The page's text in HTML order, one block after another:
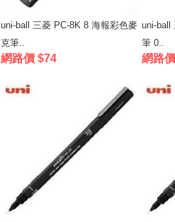
uni-ball 三菱 PC-8K 8 海報彩色麥
克筆..
網路價 $74
uni-ball
筆 0..
網路